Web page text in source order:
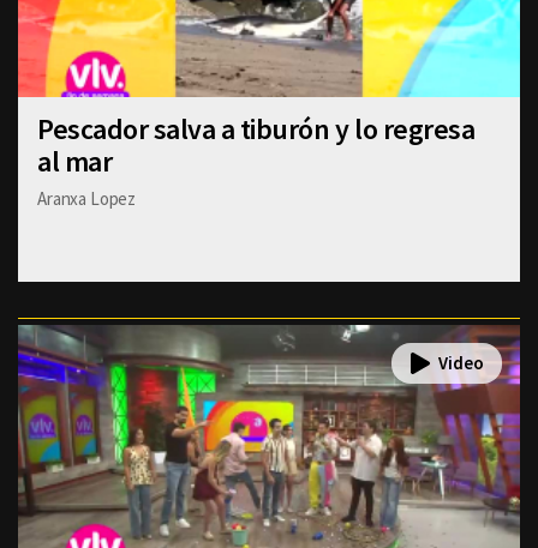
Pescador salva a tiburón y lo regresa
al mar
Aranxa Lopez